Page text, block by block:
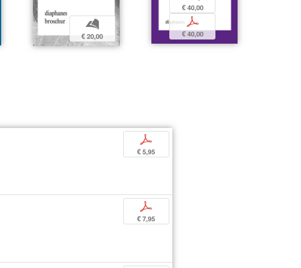
b
€ 20,00
€ 40,00
p
€ 40,00
p
€ 5,95
p
€ 7,95